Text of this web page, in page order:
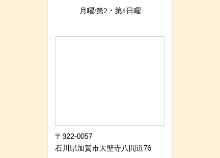
月曜/第2・第4日曜
〒922-0057
石川県加賀市大聖寺八間道76